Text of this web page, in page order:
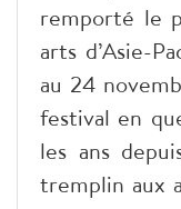
remporté le
arts d’Asie-
au 24
festival en
les ans
tremplin aux